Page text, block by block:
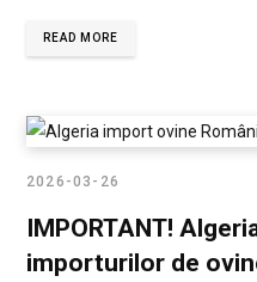
READ MORE
2026-03-26
IMPORTANT!
importurilor de